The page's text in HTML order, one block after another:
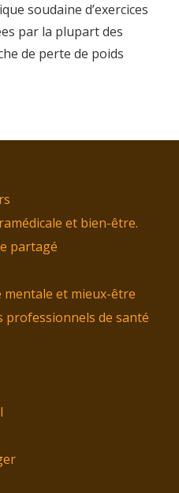
soudaine d’exercices
par la plupart des
de perte de poids
et bien-être.
partagé
mentale et mieux-être
professionnels de santé